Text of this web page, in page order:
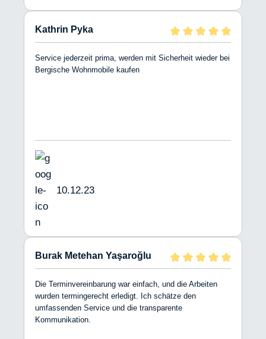
Kathrin Pyka
Service jederzeit prima, werden mit Sicherheit wieder bei
Bergische Wohnmobile kaufen
10.12.23
Burak Metehan Yaşaroğlu
Die Terminvereinbarung war einfach, und die Arbeiten
wurden termingerecht erledigt. Ich schätze den
umfassenden Service und die transparente
Kommunikation.